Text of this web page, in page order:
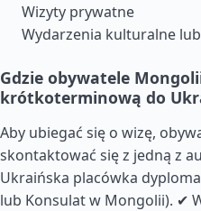
Wizyty prywatne
Wydarzenia kulturalne
Gdzie obywatele
krótkoterminową do
Aby ubiegać się o wizę,
skontaktować się z jedną z
Ukraińska placówka
lub Konsulat w Mongolii). ✔